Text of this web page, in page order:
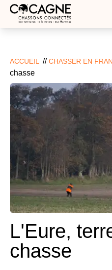
ACCUEIL //CHASSER EN
chasse
L'Eure,
chasse